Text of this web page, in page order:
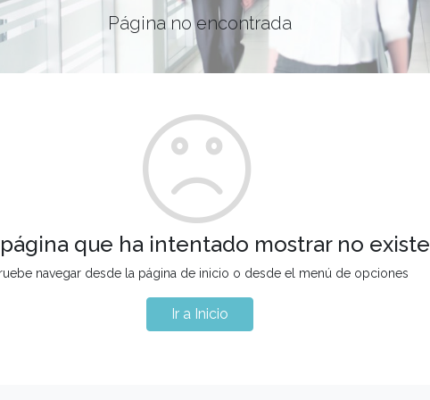
Página no encontrada
que ha intentado mostrar no existe
navegar desde la página de inicio o desde el menú de opciones
Ir a Inicio